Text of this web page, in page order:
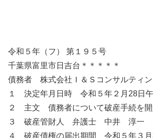
令和５年（フ） 第１９５号
千葉県富里市日吉台＊＊＊＊＊
債務者 株式会社Ｉ＆Ｓコンサルティ
１ 決定年月日時 令和５年２月28日
２ 主文 債務者について破産手続を開
３ 破産管財人 弁護士 中井 淳一
４ 破産債権の届出期間 令和５年３月